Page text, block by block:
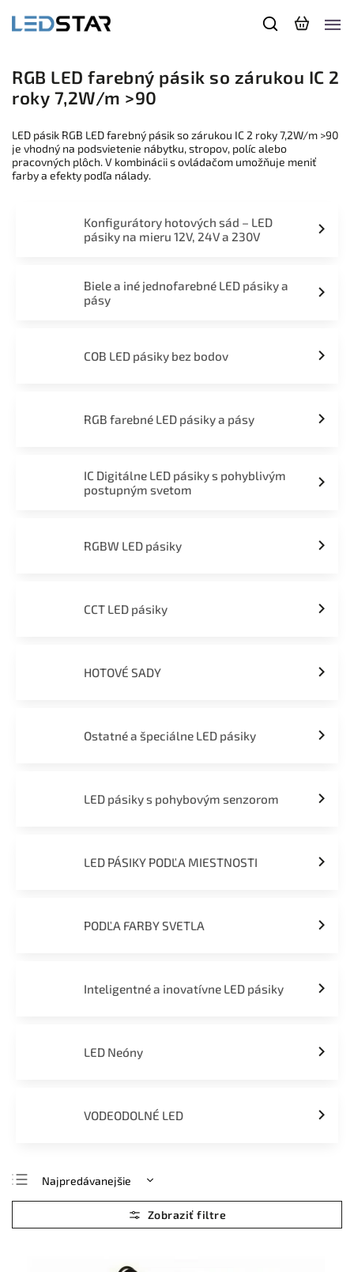
RGB LED farebný pásik so zárukou IC 2
roky 7,2W/m >90
LED pásik RGB LED farebný pásik so zárukou IC 2 roky 7,2W/m >90
je vhodný na podsvietenie nábytku, stropov, políc alebo
pracovných plôch. V kombinácii s ovládačom umožňuje meniť
farby a efekty podľa nálady.
Konfigurátory hotových sád – LED
pásiky na mieru 12V, 24V a 230V
Biele a iné jednofarebné LED pásiky a
pásy
COB LED pásiky bez bodov
RGB farebné LED pásiky a pásy
IC Digitálne LED pásiky s pohyblivým
postupným svetom
RGBW LED pásiky
CCT LED pásiky
HOTOVÉ SADY
Ostatné a špeciálne LED pásiky
LED pásiky s pohybovým senzorom
LED PÁSIKY PODĽA MIESTNOSTI
PODĽA FARBY SVETLA
Inteligentné a inovatívne LED pásiky
LED Neóny
VODEODOLNÉ LED
Najpredávanejšie
Najlacnejšie
Najdrahšie